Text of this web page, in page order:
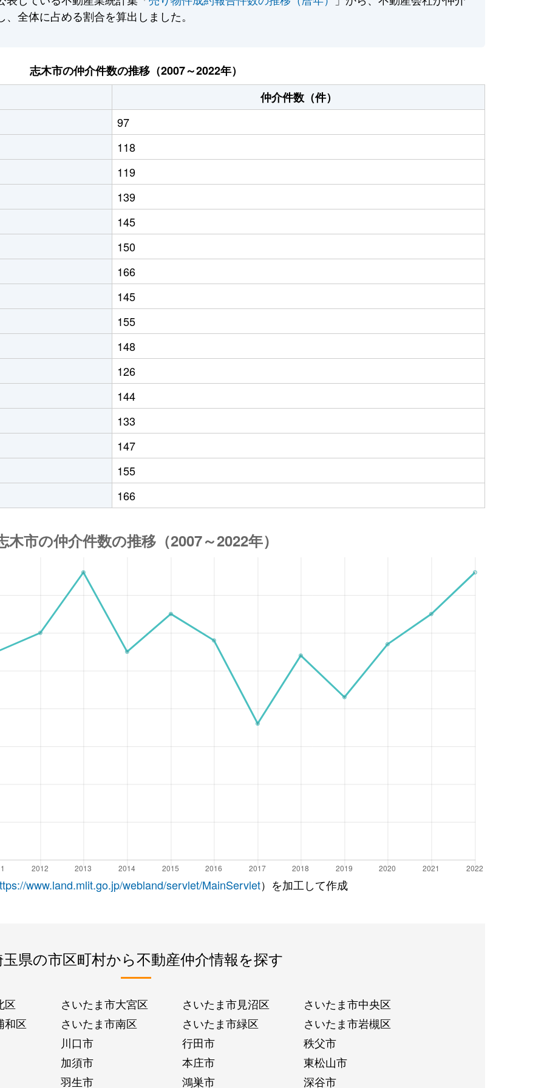
全体に占める割合を算出しました。
志木市の仲介件数の推移（2007～2022年）
仲介件数（件）
97
118
119
139
145
150
166
145
155
148
126
144
133
147
155
166
www.land.mlit.go.jp/webland/servlet/MainServlet）を加工して作成
県の市区町村から不動産仲介情報を探す
区 さいたま市大宮区 さいたま市見沼区
さいたま市中央区
和区
さいたま市南区 さいたま市緑区
さいたま市岩槻区
川口市
行田市
秩父市
加須市
本庄市
東松山市
羽生市
鴻巣市 深谷市